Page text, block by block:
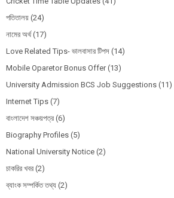
পতিতালয় (24)
নামের অর্থ (17)
Love Related Tips- ভালবাসার টিপস (14)
Mobile Oparetor Bonus Offer (13)
University Admission BCS Job Suggestions (11)
Internet Tips (7)
বাংলাদেশ সঞ্চয়পত্র (6)
Biography Profiles (5)
National University Notice (2)
চাকরির খবর (2)
ব্যাংক সম্পর্কিত তথ্য (2)